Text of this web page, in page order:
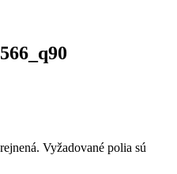
Vyžadované polia sú